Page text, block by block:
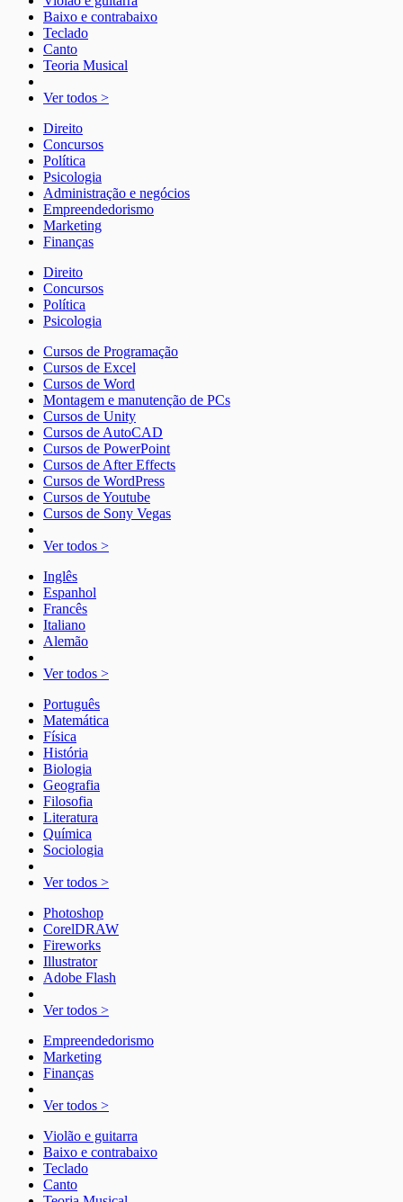
Baixo e contrabaixo
Teclado
Canto
Teoria Musical
Ver todos >
Direito
Concursos
Política
Psicologia
Administração e negócios
Empreendedorismo
Marketing
Finanças
Direito
Concursos
Política
Psicologia
Cursos de Programação
Cursos de Excel
Cursos de Word
Montagem e manutenção de PCs
Cursos de Unity
Cursos de AutoCAD
Cursos de PowerPoint
Cursos de After Effects
Cursos de WordPress
Cursos de Youtube
Cursos de Sony Vegas
Ver todos >
Inglês
Espanhol
Francês
Italiano
Alemão
Ver todos >
Português
Matemática
Física
História
Biologia
Geografia
Filosofia
Literatura
Química
Sociologia
Ver todos >
Photoshop
CorelDRAW
Fireworks
Illustrator
Adobe Flash
Ver todos >
Empreendedorismo
Marketing
Finanças
Ver todos >
Violão e guitarra
Baixo e contrabaixo
Teclado
Canto